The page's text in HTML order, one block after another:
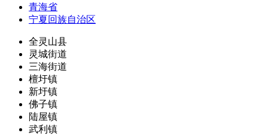
青海省
宁夏回族自治区
全灵山县
灵城街道
三海街道
檀圩镇
新圩镇
佛子镇
陆屋镇
武利镇